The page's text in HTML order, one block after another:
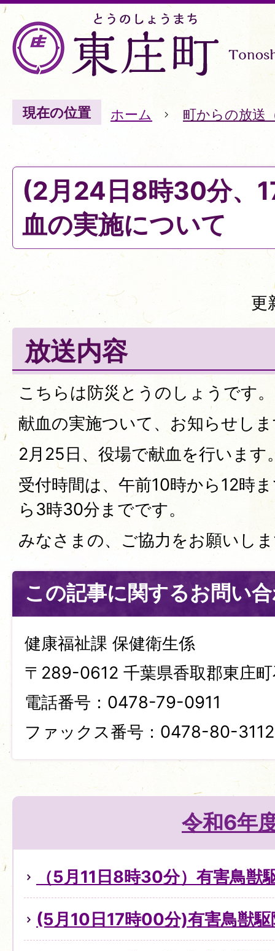
現在の位置 ホーム 町からの放送
(2月24日8時30分、
血の実施について
更
放送内容
こちらは防災とうのしょうです。
献血の実施ついて、お知らせし
2月25日、役場で献血を行います
受付時間は、午前10時から12時
ら3時30分までです。
みなさまの、ご協力をお願いし
この記事に関するお問い
健康福祉課 保健衛生係
〒289-0612 千葉県香取郡東庄
電話番号：0478-79-0911
ファックス番号：0478-80-3112
令和6年
（5月11日8時30分）有害鳥獣
(5月10日17時00分)有害鳥獣